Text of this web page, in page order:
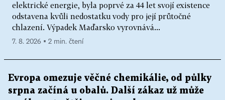
elektrické energie, byla poprvé za 44 let svojí existence
odstavena kvůli nedostatku vody pro její průtočné
chlazení. Výpadek Maďarsko vyrovnává...
7. 8. 2026 ▪ 2 min. čtení
Evropa omezuje věčné chemikálie, od půlky
srpna začíná u obalů. Další zákaz už může